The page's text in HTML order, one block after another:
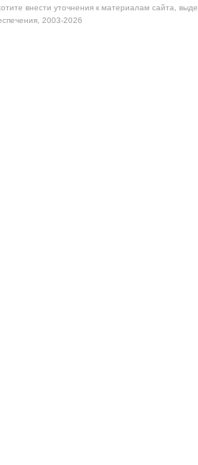
внести уточнения к материалам сайта,
2003-2026